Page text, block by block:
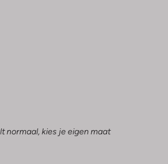
normaal, kies je eigen maat